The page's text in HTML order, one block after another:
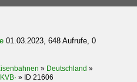
01.03.2023, 648 Aufrufe, 0
» Deutschland »
» ID 21606